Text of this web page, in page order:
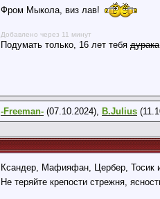
Фром Мыкола, виз лав!
Добавлено через 11 минут
Подумать только, 16 лет тебя дурака
-Freeman- (07.10.2024), B.Julius
Ксандер, Мафияфан, Цербер, Тосик
Не теряйте крепости стрежня,